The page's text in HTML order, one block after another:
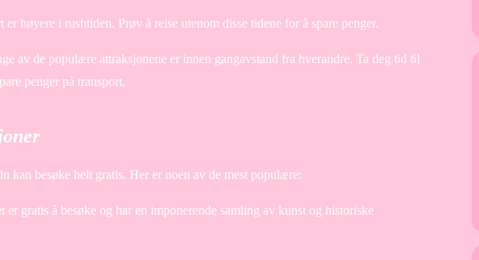
høyere i rushtiden. Prøv å reise utenom disse tidene for å spare penger.
av de populære attraksjonene er innen gangavstand fra hverandre. Ta deg tid til
penger på transport.
kan besøke helt gratis. Her er noen av de mest populære:
gratis å besøke og har en imponerende samling av kunst og historiske